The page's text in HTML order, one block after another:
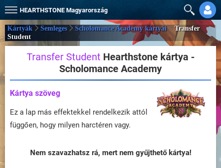
HEARTHSTONE Magyarország
Kártyák Semleges Scholomance Academy kártyái
Transfer
Student
Transfer Student Hearthstone kártya -
Scholomance Academy
Kártya szöveg
Ez a lap más effektekkel rendelkezik attól
függően, hogy milyen harctéren vagy.
Nem szavazhatsz rá, mert nem gyűjthető kártya!